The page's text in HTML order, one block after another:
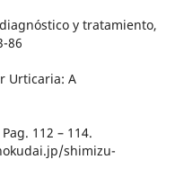
y tratamiento,
86
Urticaria: A
112 – 114.
shimizu-